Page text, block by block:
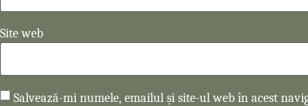
Site web
Salvează-mi numele, emailul și site-ul web în acest